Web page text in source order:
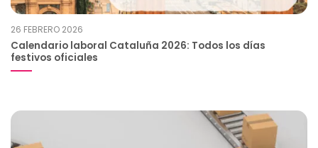
26 FEBRERO 2026
Calendario laboral Cataluña 2026: Todos los días
festivos oficiales